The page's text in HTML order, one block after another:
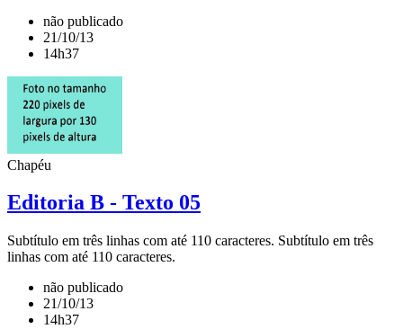
não publicado
21/10/13
14h37
Chapéu
Editoria B - Texto 05
Subtítulo em três linhas com até 110 caracteres. Subtítulo em três
linhas com até 110 caracteres.
não publicado
21/10/13
14h37